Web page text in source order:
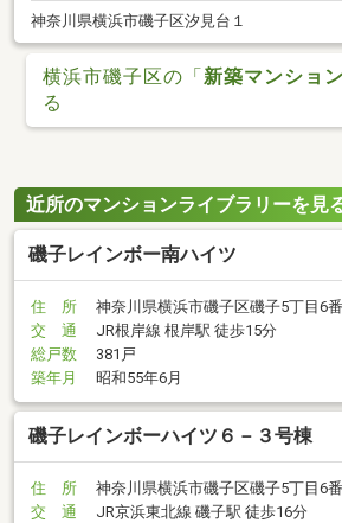
神奈川県横浜市磯子区汐見台１
横浜市磯子区の「新築マンション
る
近所のマンションライブラリーを見
磯子レインボー南ハイツ
住 所
神奈川県横浜市磯子区磯子5丁目6
交 通
JR根岸線 根岸駅 徒歩15分
総戸数
381戸
築年月
昭和55年6月
磯子レインボーハイツ６－３号棟
住 所
神奈川県横浜市磯子区磯子5丁目6
交 通
JR京浜東北線 磯子駅 徒歩16分